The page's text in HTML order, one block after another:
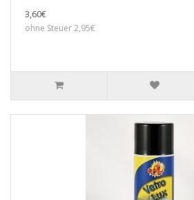
3,60€
ohne Steuer 2,95€